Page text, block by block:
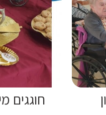
חוגגים מימונה